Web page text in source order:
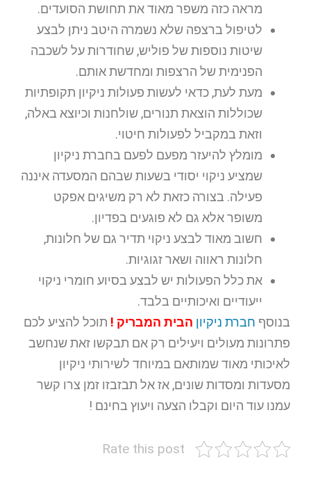
מראה כזה משפר מאוד את תחושת הסועדים.
לטיפול ברצפה שלא נשמרה היטב ניתן לבצע
שיטות נוספות של פוליש, שחודרות על לשכבה
הפנימית של הרצפות ומחדשת אותם.
מעת לעת, כדאי לעשות פעולות ניקיון תקופתיות
שכוללות הוצאת תנורים, שולחנות וכיוצא באלה,
וזאת במקביל לפעולות חיטוי.
מומלץ להיעזר מפעם לפעם בחברת ניקיון
שמציע ניקוי יסודי בשעות שבהם המסעדה איננה
פעילה. בצורה כזאת לא רק משיגים אפקט
משופר אלא גם לא פוגעים בפדיון.
חשוב מאוד לבצע ניקוי תדיר גם של חלונות,
חלונות ראווה ושאר זגוגיות.
את כלל הפעולות יש לבצע בסיוע חומרי ניקוי
ייעודיים ואיכותיים בלבד.
בנוסף חברת ניקיון הבית המבריק ! תוכל להציע לכם
פתרונות מעולים ויעילים רק אם תבקשו זאת שנחשב
לאיכותי מאוד שמותאם במיוחד לשירותי ניקיון
מסעדות ומסדות שונים, אז אל תבזבזו זמן צרו קשר
עמנו עוד היום וקבלו הצעה ויעוץ בחינם !
Rate this post